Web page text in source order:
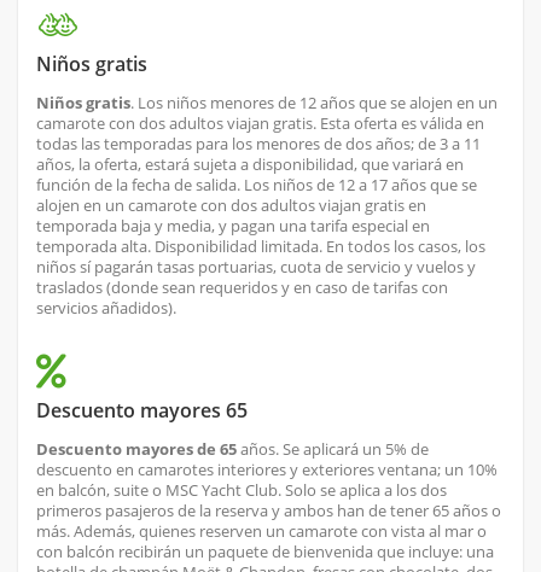
Niños gratis
Niños gratis. Los niños menores de 12 años que se alojen en un
camarote con dos adultos viajan gratis. Esta oferta es válida en
todas las temporadas para los menores de dos años; de 3 a 11
años, la oferta, estará sujeta a disponibilidad, que variará en
función de la fecha de salida. Los niños de 12 a 17 años que se
alojen en un camarote con dos adultos viajan gratis en
temporada baja y media, y pagan una tarifa especial en
temporada alta. Disponibilidad limitada. En todos los casos, los
niños sí pagarán tasas portuarias, cuota de servicio y vuelos y
traslados (donde sean requeridos y en caso de tarifas con
servicios añadidos).
Descuento mayores 65
Descuento mayores de 65años. Se aplicará un 5% de
descuento en camarotes interiores y exteriores ventana; un 10%
en balcón, suite o MSC Yacht Club. Solo se aplica a los dos
primeros pasajeros de la reserva y ambos han de tener 65 años o
más. Además, quienes reserven un camarote con vista al mar o
con balcón recibirán un paquete de bienvenida que incluye: una